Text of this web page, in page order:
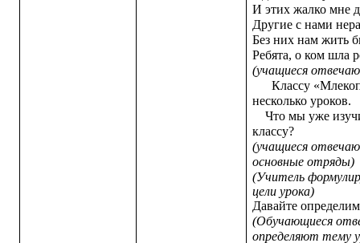
И этих жалко мне
Другие с нами
Без них нам жить
Ребята, о ком шла
(учащиеся
Классу
несколько уроков.
Что мы уже
классу?
(учащиеся
основные отряды)
(Учитель
цели урока)
Давайте
(Обучающиеся
определяют тему